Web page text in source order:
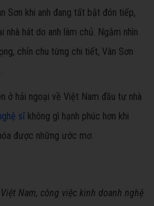
Sơn khi anh đang tất bật đón tiếp,
hát do anh làm chủ. Ngắm nhìn
chỉn chu từng chi tiết, Vân Sơn
ở hải ngoại về Việt Nam đầu tư nhà
sĩ không gì hạnh phúc hơn khi
được những ước mơ.
Nam, công việc kinh doanh nghệ